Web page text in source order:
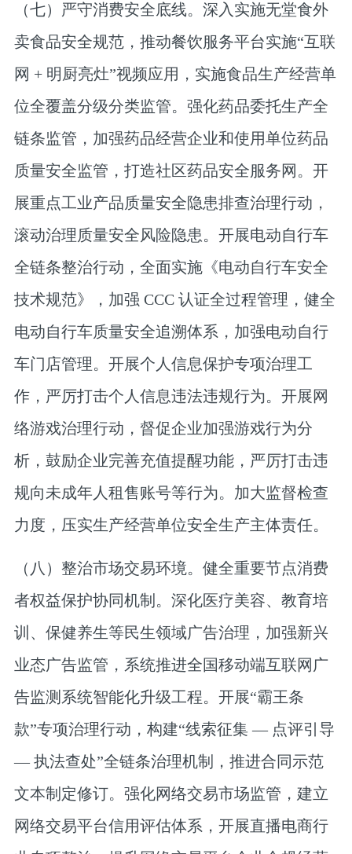
（七）严守消费安全底线。 深入实施无堂食外
卖食品安全规范，推动餐饮服务平台实施“互联
网 + 明厨亮灶”视频应用，实施食品生产经营单
位全覆盖分级分类监管。强化药品委托生产全
链条监管，加强药品经营企业和使用单位药品
质量安全监管，打造社区药品安全服务网。开
展重点工业产品质量安全隐患排查治理行动，
滚动治理质量安全风险隐患。开展电动自行车
全链条整治行动，全面实施《电动自行车安全
技术规范》，加强 CCC 认证全过程管理，健全
电动自行车质量安全追溯体系，加强电动自行
车门店管理。开展个人信息保护专项治理工
作，严厉打击个人信息违法违规行为。开展网
络游戏治理行动，督促企业加强游戏行为分
析，鼓励企业完善充值提醒功能，严厉打击违
规向未成年人租售账号等行为。加大监督检查
力度，压实生产经营单位安全生产主体责任。
（八）整治市场交易环境。 健全重要节点消费
者权益保护协同机制。深化医疗美容、教育培
训、保健养生等民生领域广告治理，加强新兴
业态广告监管，系统推进全国移动端互联网广
告监测系统智能化升级工程。开展“霸王条
款”专项治理行动，构建“线索征集 — 点评引导
— 执法查处”全链条治理机制，推进合同示范
文本制定修订。强化网络交易市场监管，建立
网络交易平台信用评估体系，开展直播电商行